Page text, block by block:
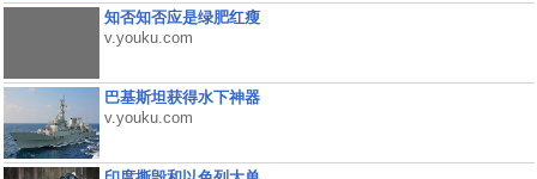
知否知否应是绿肥红瘦
v.youku.com
巴基斯坦获得水下神器
v.youku.com